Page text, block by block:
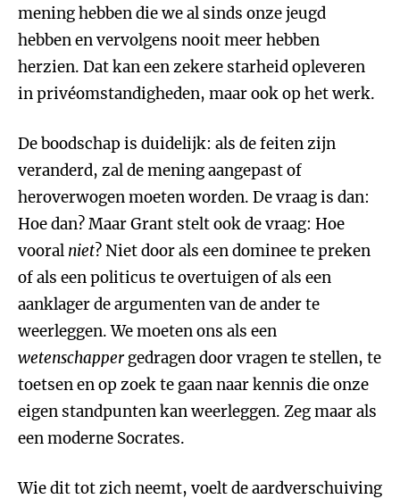
mening hebben die we al sinds onze jeugd
hebben en vervolgens nooit meer hebben
herzien. Dat kan een zekere starheid opleveren
in privéomstandigheden, maar ook op het werk.
De boodschap is duidelijk: als de feiten zijn
veranderd, zal de mening aangepast of
heroverwogen moeten worden. De vraag is dan:
Hoe dan? Maar Grant stelt ook de vraag: Hoe
vooral niet? Niet door als een dominee te preken
of als een politicus te overtuigen of als een
aanklager de argumenten van de ander te
weerleggen. We moeten ons als een
wetenschappergedragen door vragen te stellen, te
toetsen en op zoek te gaan naar kennis die onze
eigen standpunten kan weerleggen. Zeg maar als
een moderne Socrates.
Wie dit tot zich neemt, voelt de aardverschuiving